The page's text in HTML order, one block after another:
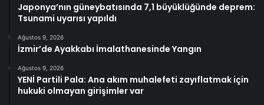
Japonya’nın güneybatısında 7,1 büyüklüğünde deprem:
Tsunami uyarısı yapıldı
Ağustos 9, 2026
İzmir’de Ayakkabı İmalathanesinde Yangın
Ağustos 9, 2026
YENİ Partili Pala: Ana akım muhalefeti zayıflatmak için
hukuki olmayan girişimler var